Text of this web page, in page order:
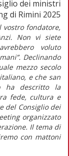
dei ministri
di Rimini 2025
vostro fondatore,
Non vi siete
voluto
Declinando
mezzo secolo
e che san
ha descritto la
fede, cultura e
del Consiglio dei
organizzato
Il tema di
con mattoni